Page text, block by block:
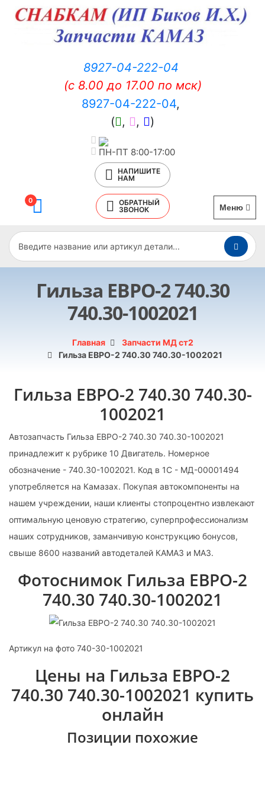
8927-04-222-04
(c 8.00 до 17.00 по мск)
8927-04-222-04,
(
, , )
ПН-ПТ 8:00-17:00
НАПИШИТЕ
НАМ
0
ОБРАТНЫЙ
ЗВОНОК
Меню
Гильза ЕВРО-2 740.30
740.30-1002021
Главная
Запчасти МД ст2
Гильза ЕВРО-2 740.30 740.30-1002021
Гильза ЕВРО-2 740.30 740.30-
1002021
Автозапчасть Гильза ЕВРО-2 740.30 740.30-1002021
принадлежит к рубрике 10 Двигатель. Номерное
обозначение - 740.30-1002021. Код в 1С - МД-00001494
употребляется на Камазах. Покупая автокомпоненты на
нашем учреждении, наши клиенты стопроцентно извлекают
оптимальную ценовую стратегию, суперпрофессионализм
наших сотрудников, заманчивую конструкцию бонусов,
свыше 8600 названий автодеталей КАМАЗ и МАЗ.
Фотоснимок Гильза ЕВРО-2
740.30 740.30-1002021
Артикул на фото 740-30-1002021
Цены на Гильза ЕВРО-2
740.30 740.30-1002021 купить
онлайн
Позиции похожие